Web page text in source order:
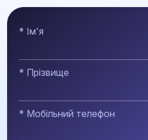
* Ім'я
* Прізвище
* Мобільний телефон